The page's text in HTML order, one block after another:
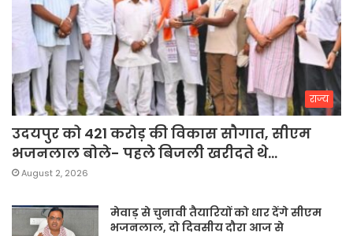
राज्य
उदयपुर को 421 करोड़ की विकास सौगात, सीएम
भजनलाल बोले- पहले बिजली खरीदते थे…
August 2, 2026
मेवाड़ से चुनावी तैयारियों को धार देंगे सीएम
भजनलाल, दो दिवसीय दौरा आज से